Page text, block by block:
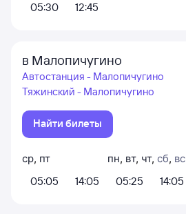
05:30
12:45
в Малопичугино
Автостанция - Малопичугино
Тяжинский - Малопичугино
Найти билеты
ср, пт
05:05
14:05
пн, вт, чт, сб, вс
05:25
14:05